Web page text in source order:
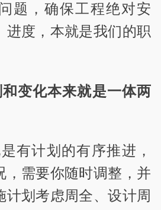
题，确保工程绝对安
进度，本就是我们的职
变化本来就是一体两
有计划的有序推进，
，需要你随时调整，并
计划考虑周全、设计周